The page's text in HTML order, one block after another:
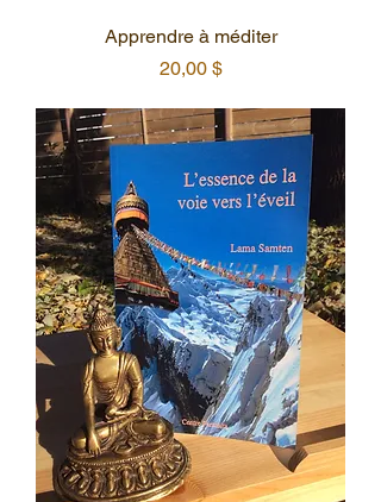
Apprendre à méditer
Prix
20,00 $